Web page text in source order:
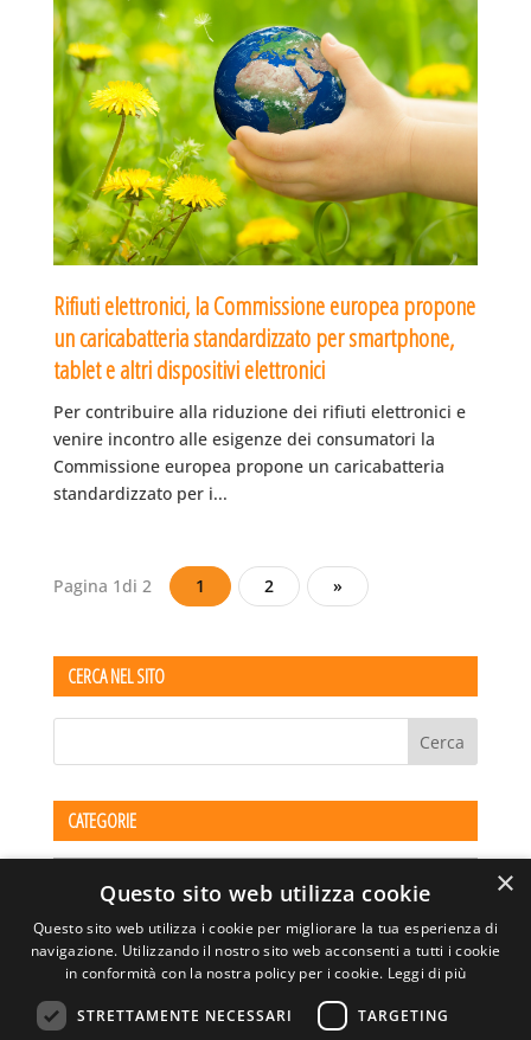
Rifiuti elettronici, la Commissione europea propone
un caricabatteria standardizzato per smartphone,
tablet e altri dispositivi elettronici
Per contribuire alla riduzione dei rifiuti elettronici e
venire incontro alle esigenze dei consumatori la
Commissione europea propone un caricabatteria
standardizzato per i...
Pagina 1di 2 1 2 »
CERCA NEL SITO
CATEGORIE
×
Questo sito web utilizza cookie
Questo sito web utilizza i cookie per migliorare la tua esperienza di
navigazione. Utilizzando il nostro sito web acconsenti a tutti i cookie
in conformità con la nostra policy per i cookie. Leggi di più
STRETTAMENTE NECESSARI TARGETING